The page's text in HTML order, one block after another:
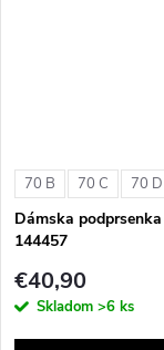
70 B 70 C 70 D
Dámska
144457
€40,90
Skladom >6 ks